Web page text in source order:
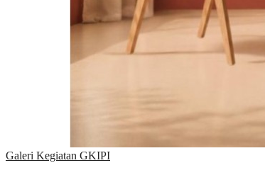
Galeri Kegiatan GKIPI